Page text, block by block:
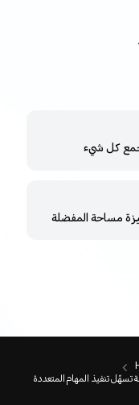
كل شيء
مساحة المفضلة
تسهّل تنفيذ المهام المتعددة